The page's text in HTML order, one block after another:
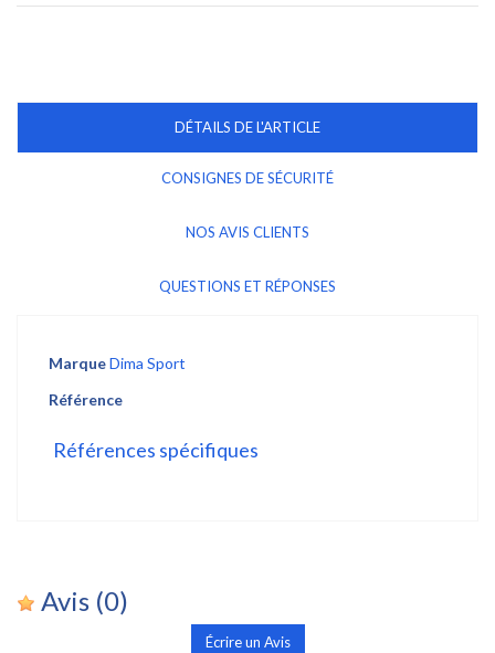
DÉTAILS DE L'ARTICLE
CONSIGNES DE SÉCURITÉ
NOS AVIS CLIENTS
QUESTIONS ET RÉPONSES
MarqueDima Sport
Référence
Références spécifiques
Avis (0)
Écrire un Avis